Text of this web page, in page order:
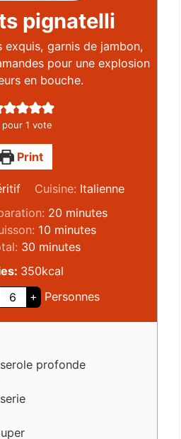
pignatelli
exquis, garnis de jambon,
pour une explosion
en bouche.
pour 1 vote
Print
Cuisine: Italienne
20 minutes
10 minutes
30 minutes
350kcal
+ Personnes
profonde